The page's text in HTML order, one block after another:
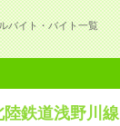
バイト・バイト一覧
陸鉄道浅野川線